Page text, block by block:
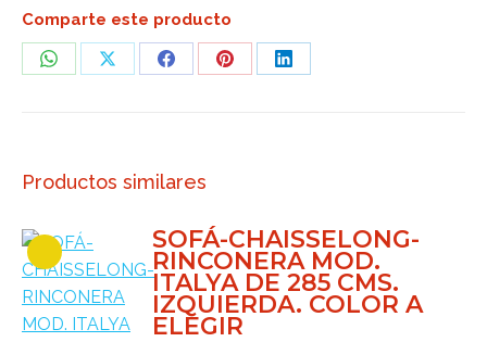
Comparte este producto
Share
Share
Share
Share
Share
Productos similares
SOFÁ-CHAISSELONG-
RINCONERA MOD.
ITALYA DE 285 CMS.
IZQUIERDA. COLOR A
ELEGIR